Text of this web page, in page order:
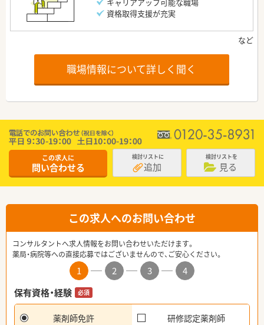
資格取得支援が充実
職場情報について詳しく聞く
この求人に
問い合わせる
検討リストに
追加
検討リストを
見る
この求人へのお問い合わせ
コンサルタントへ求人情報をお問い合わせいただけます。
薬局・病院等への直接応募ではございませんので、ご安心ください。
1 2 3
4
保有資格・経験
必須
薬剤師免許 研修認定薬剤師